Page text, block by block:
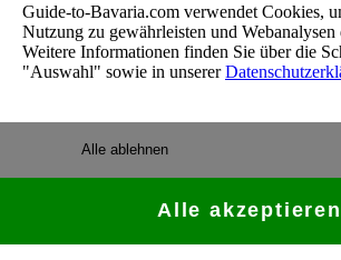
Guide-to-Bavaria.com verwendet Cookies,
Nutzung zu gewährleisten und
Weitere Informationen finden Sie über die
"Auswahl" sowie in unserer
Alle ablehnen
Alle akzeptieren